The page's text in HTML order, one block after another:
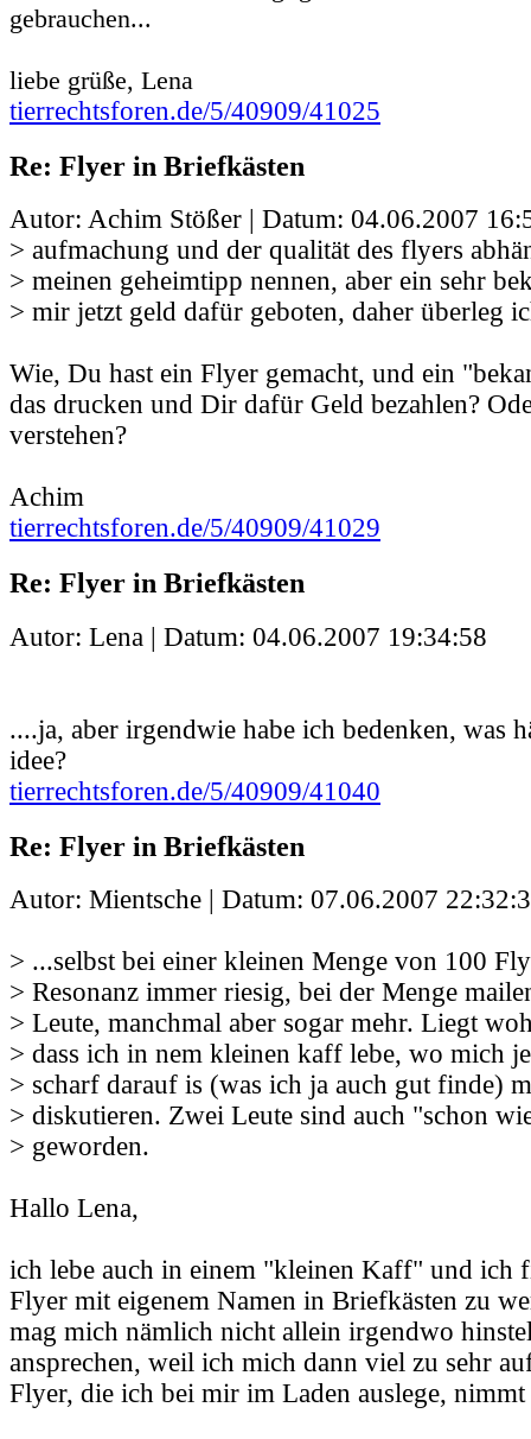
gebrauchen...
liebe grüße, Lena
tierrechtsforen.de/5/40909/41025
Re: Flyer in Briefkästen
Autor: Achim Stößer | Datum: 04.06.2007
> aufmachung und der qualität des flyers
> meinen geheimtipp nennen, aber ein sehr
> mir jetzt geld dafür geboten, daher überleg
Wie, Du hast ein Flyer gemacht, und ein
das drucken und Dir dafür Geld bezahlen?
verstehen?
Achim
tierrechtsforen.de/5/40909/41029
Re: Flyer in Briefkästen
Autor: Lena | Datum: 04.06.2007 19:34:58
....ja, aber irgendwie habe ich bedenken, was
idee?
tierrechtsforen.de/5/40909/41040
Re: Flyer in Briefkästen
Autor: Mientsche | Datum: 07.06.2007
> ...selbst bei einer kleinen Menge von 100
> Resonanz immer riesig, bei der Menge
> Leute, manchmal aber sogar mehr. Liegt
> dass ich in nem kleinen kaff lebe, wo mich
> scharf darauf is (was ich ja auch gut finde)
> diskutieren. Zwei Leute sind auch "schon
> geworden.
Hallo Lena,
ich lebe auch in einem "kleinen Kaff" und ich
Flyer mit eigenem Namen in Briefkästen zu
mag mich nämlich nicht allein irgendwo
ansprechen, weil ich mich dann viel zu sehr
Flyer, die ich bei mir im Laden auslege,